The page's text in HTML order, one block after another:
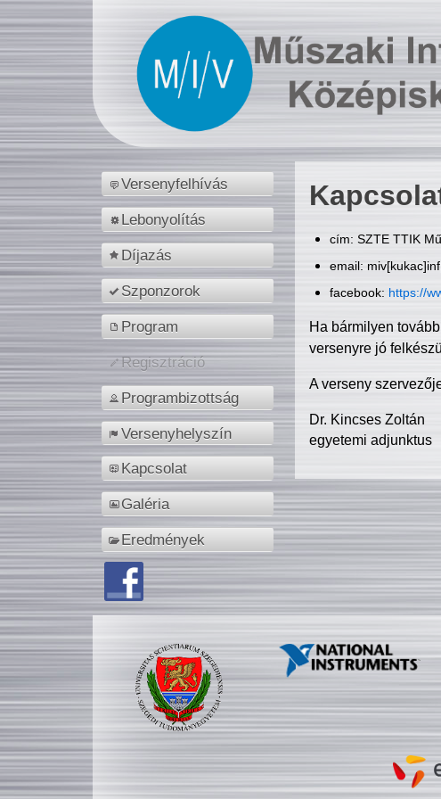
Versenyfelhívás
Lebonyolítás
Díjazás
Szponzorok
Program
Regisztráció
Programbizottság
Versenyhelyszín
Kapcsolat
Galéria
Eredmények
cím: SZTE TTIK
email:
facebook: https://
Ha bármilyen
versenyre jó
A verseny
Dr. Kincses Zoltán
egyetemi adjunktus